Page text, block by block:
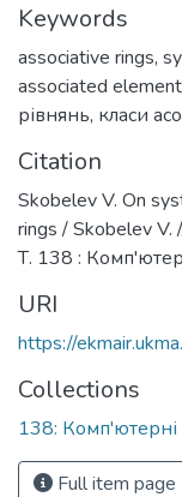
Keywords
associative rings,
associated
рівнянь, класи
Citation
Skobelev V. On
rings / Skobelev
Т. 138 :
URI
https://
Collections
138: Комп'ютерні
Full item page